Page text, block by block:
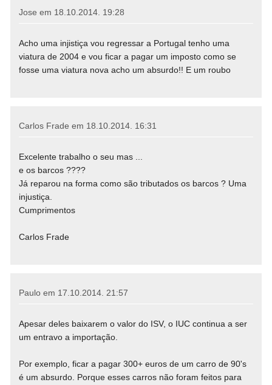
Jose em 18.10.2014. 19:28
Acho uma injistiça vou regressar a Portugal tenho uma
viatura de 2004 e vou ficar a pagar um imposto como se
fosse uma viatura nova acho um absurdo!! E um roubo
Carlos Frade em 18.10.2014. 16:31
Excelente trabalho o seu mas ...
e os barcos ????
Já reparou na forma como são tributados os barcos ? Uma
injustiça.
Cumprimentos
Carlos Frade
Paulo em 17.10.2014. 21:57
Apesar deles baixarem o valor do ISV, o IUC continua a ser
um entravo a importação.
Por exemplo, ficar a pagar 300+ euros de um carro de 90's
é um absurdo. Porque esses carros não foram feitos para